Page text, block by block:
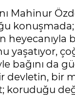
Mahinur
heyecanıyla
bağını da
devletin,
koruduğu